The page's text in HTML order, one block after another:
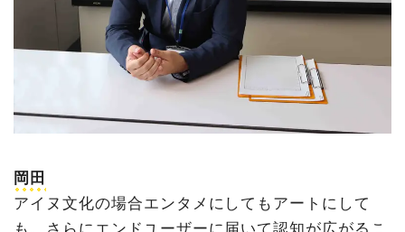
岡田
アイヌ文化の場合エンタメにしてもアートにして
も、さらにエンドユーザーに届いて認知が広がるこ